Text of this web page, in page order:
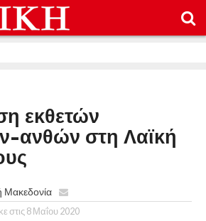
εκθετών
ανθών στη Λαϊκή
Μακεδονία
στις 8 Μαΐου 2020